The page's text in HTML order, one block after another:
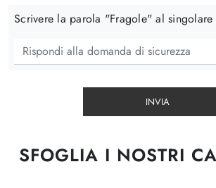
SFOGLIA I NOSTRI
Scrivere la parola "Fragole" al singolare
INVIA